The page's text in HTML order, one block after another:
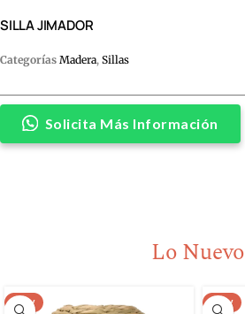
SILLA JIMADOR
Categorías Madera, Sillas
Solicita Más Información
Lo Nuevo
NEW NEW